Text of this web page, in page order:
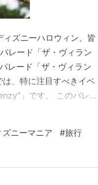
ズニーハロウィン、皆
レード「ザ・ヴィラン
レード「ザ・ヴィラン
、特に注目すべきイベ
」です。 このパレ
夢にあふれたシーンを
ズニーマニア #旅行